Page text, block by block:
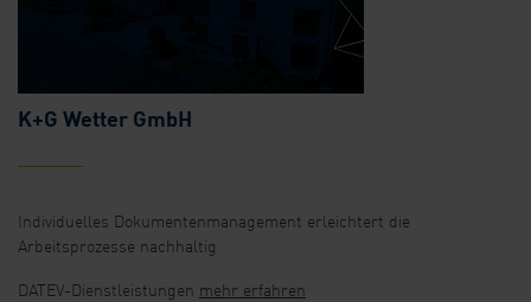
K+G Wetter GmbH
Individuelles Dokumentenmanagement erleichtert die
Arbeitsprozesse nachhaltig
DATEV-Dienstleistungen mehr erfahren